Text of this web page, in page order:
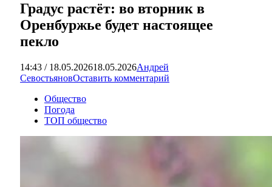
Градус растёт: во вторник в
Оренбуржье будет настоящее
пекло
14:43 / 18.05.202618.05.2026Андрей
СевостьяновОставить комментарий
Общество
Погода
ТОП общество